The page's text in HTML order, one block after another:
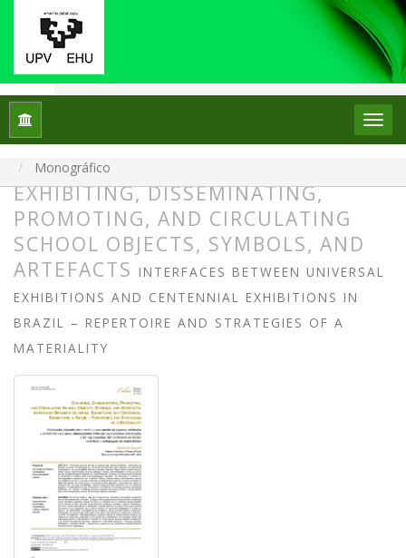
Inicio
Núm. 34 (2025): Monográfico: La escuela en el escaparate: el
Monográfico
EXHIBITING, DISSEMINATING,
PROMOTING, AND CIRCULATING
SCHOOL OBJECTS, SYMBOLS, AND
ARTEFACTS INTERFACES BETWEEN UNIVERSAL
EXHIBITIONS AND CENTENNIAL EXHIBITIONS IN
BRAZIL – REPERTOIRE AND STRATEGIES OF A
MATERIALITY